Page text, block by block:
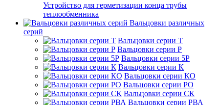
Устройство для герметизации конца трубы
теплообменника
Вальцовки различных
серий
Вальцовки серии Т
Вальцовки серии Р
Вальцовки серии 5Р
Вальцовки серии К
Вальцовки серии КО
Вальцовки серии РО
Вальцовки серии СК
Вальцовки серии РВА